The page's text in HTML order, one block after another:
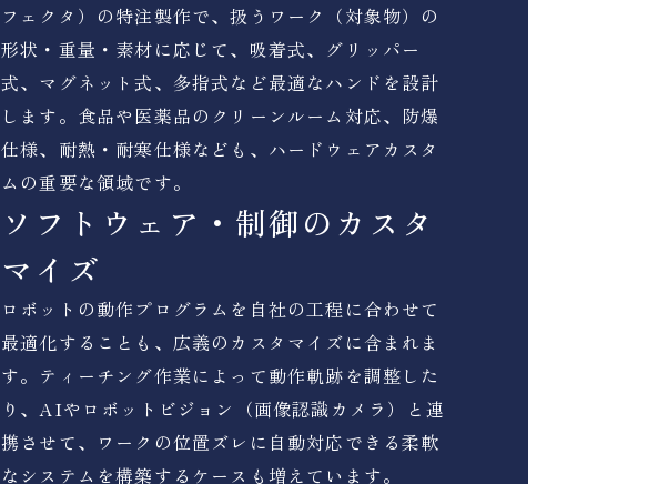
フェクタ）の特注製作で、扱うワーク（対象物）の
形状・重量・素材に応じて、吸着式、グリッパー
式、マグネット式、多指式など最適なハンドを設計
します。食品や医薬品のクリーンルーム対応、防爆
仕様、耐熱・耐寒仕様なども、ハードウェアカスタ
ムの重要な領域です。
ソフトウェア・制御のカスタ
マイズ
ロボットの動作プログラムを自社の工程に合わせて
最適化することも、広義のカスタマイズに含まれま
す。ティーチング作業によって動作軌跡を調整した
り、AIやロボットビジョン（画像認識カメラ）と連
携させて、ワークの位置ズレに自動対応できる柔軟
なシステムを構築するケースも増えています。